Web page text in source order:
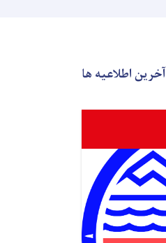
آخرین اطلاعیه ها